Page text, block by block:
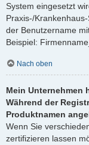
System eingesetzt
Praxis-/
der Benutzername
Beispiel:
Nach oben
Mein Unternehmen
Während der
Produktnamen
Wenn Sie
zertifizieren lassen